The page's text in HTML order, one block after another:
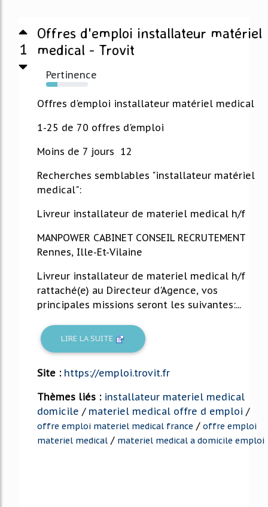
1
Offres d'emploi installateur matériel
medical - Trovit
Pertinence
27%
Offres d'emploi installateur matériel medical
1-25 de 70 offres d'emploi
Moins de 7 jours 12
Recherches semblables "installateur matériel
medical":
Livreur installateur de materiel medical h/f
MANPOWER CABINET CONSEIL RECRUTEMENT
Rennes, Ille-Et-Vilaine
Livreur installateur de materiel medical h/f
rattaché(e) au Directeur d'Agence, vos
principales missions seront les suivantes:...
LIRE LA SUITE
Site : https://emploi.trovit.fr
Thèmes liés : installateur materiel medical
domicile / materiel medical offre d emploi /
offre emploi materiel medical france / offre emploi
materiel medical / materiel medical a domicile emploi